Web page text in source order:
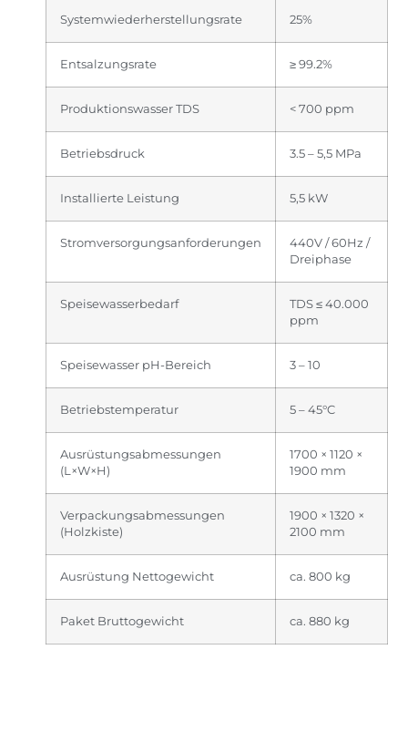
Systemwiederherstellungsrate 25%
Entsalzungsrate ≥ 99.2%
Produktionswasser TDS < 700 ppm
Betriebsdruck 3.5 – 5,5 MPa
Installierte Leistung 5,5 kW
Stromversorgungsanforderungen
440V / 60Hz /
Dreiphase
Speisewasserbedarf
TDS ≤ 40.000
ppm
Speisewasser pH-Bereich 3 – 10
Betriebstemperatur 5 – 45°C
Ausrüstungsabmessungen
(L×W×H)
1700 × 1120 ×
1900 mm
Verpackungsabmessungen
(Holzkiste)
1900 × 1320 ×
2100 mm
Ausrüstung Nettogewicht ca. 800 kg
Paket Bruttogewicht ca. 880 kg